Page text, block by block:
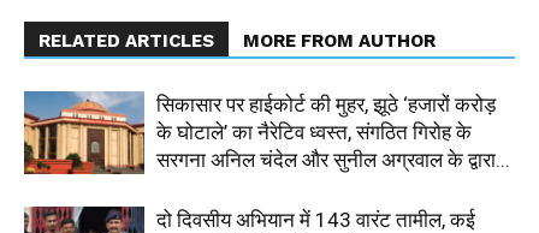
RELATED ARTICLES MORE FROM AUTHOR
सिकासार पर हाईकोर्ट की मुहर, झूठे ‘हजारों करोड़
के घोटाले’ का नैरेटिव ध्वस्त, संगठित गिरोह के
सरगना अनिल चंदेल और सुनील अग्रवाल के द्वारा...
दो दिवसीय अभियान में 143 वारंट तामील, कई